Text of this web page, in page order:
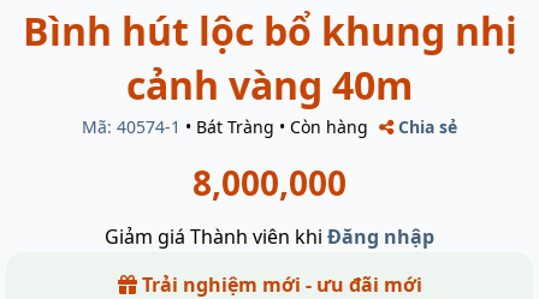
Bình hút lộc bổ khung nhị
cảnh vàng 40m
Mã: 40574-1 • Bát Tràng • Còn hàng Chia sẻ
8,000,000
Giảm giá Thành viên khi Đăng nhập
Trải nghiệm mới - ưu đãi mới